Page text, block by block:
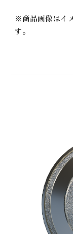
※商品画像はイ
す。